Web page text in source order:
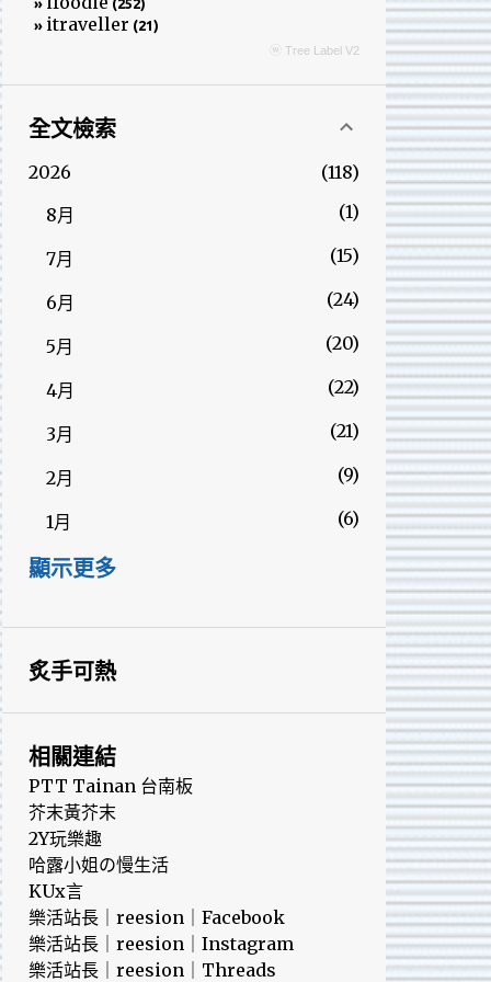
» itraveller (21)
ⓦ Tree Label V2
全文檢索
2026
118
8月
1
7月 15
6月 24
5月 20
4月 22
3月 21
2月 9
1月
6
2025
8月
7月
6月
5月
4月
顯示更多
炙手可熱
相關連結
PTT Tainan 台南板
芥末黃芥末
2Y玩樂趣
哈露小姐の慢生活
KUx言
樂活站長｜reesion｜Facebook
樂活站長｜reesion｜Instagram
樂活站長｜reesion｜Threads